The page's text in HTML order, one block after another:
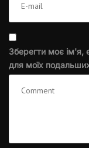
Зберегти моє ім'я,
для моїх